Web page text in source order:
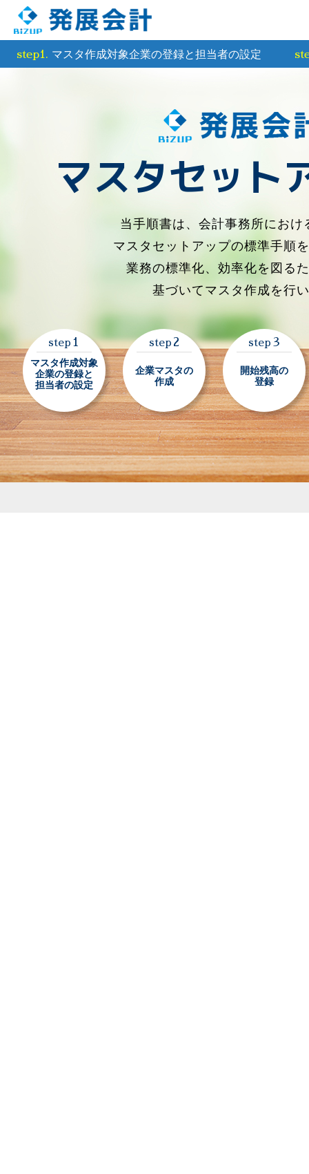
step1. マスタ作成対象企業の登録と担当者の設定
マスタセット
当手順書は、会計事務所におけ
マスタセットアップの標準手順
業務の標準化、効率化を図る
基づいてマスタ作成を行
step 1
マスタ作成対象
企業の登録と
担当者の設定
step 2
企業マスタの
作成
step 3
開始残高の
登録